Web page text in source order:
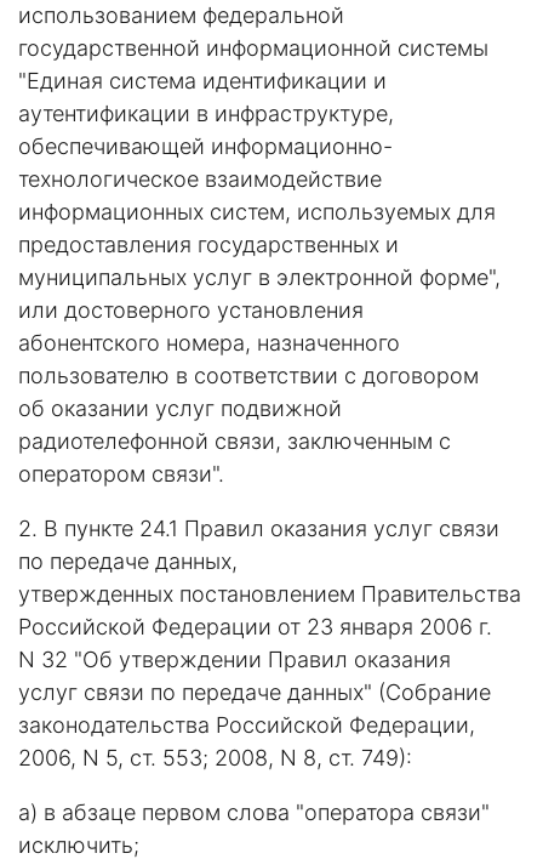
использованием федеральной
государственной информационной системы
"Единая система идентификации и
аутентификации в инфраструктуре,
обеспечивающей информационно-
технологическое взаимодействие
информационных систем, используемых для
предоставления государственных и
муниципальных услуг в электронной форме",
или достоверного установления
абонентского номера, назначенного
пользователю в соответствии с договором
об оказании услуг подвижной
радиотелефонной связи, заключенным с
оператором связи".
2. В пункте 24.1 Правил оказания услуг связи
по передаче данных,
утвержденных постановлением Правительства
Российской Федерации от 23 января 2006 г.
N 32 "Об утверждении Правил оказания
услуг связи по передаче данных" (Собрание
законодательства Российской Федерации,
2006, N 5, ст. 553; 2008, N 8, ст. 749):
а) в абзаце первом слова "оператора связи"
исключить;